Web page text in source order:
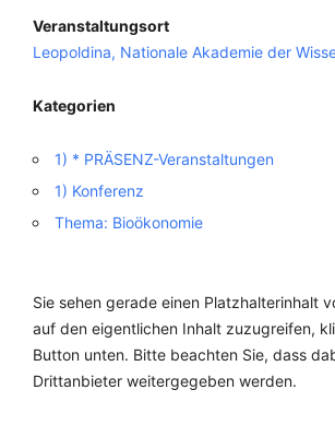
Veranstaltungsort
Leopoldina, Nationale Akademie der
Kategorien
1) * PRÄSENZ-Veranstaltungen
1) Konferenz
Thema: Bioökonomie
Sie sehen gerade einen Platzhalterinhalt
auf den eigentlichen Inhalt zuzugreifen,
Button unten. Bitte beachten Sie, dass
Drittanbieter weitergegeben werden.